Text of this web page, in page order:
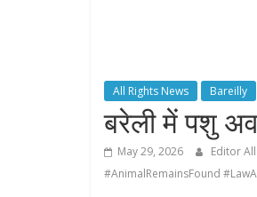
All Rights News Bareilly
बरेली में पशु
May 29, 2026 Editor
#AnimalRemainsFound